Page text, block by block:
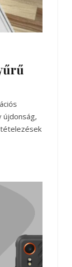
újdonság,